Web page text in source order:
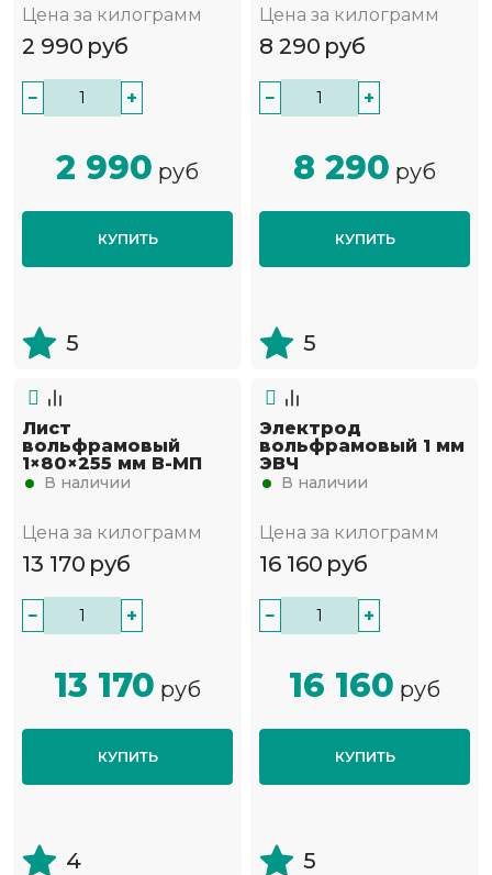
Цена за килограмм
2 990 руб
− +
2 990 руб
КУПИТЬ
5
Цена за килограмм
8 290 руб
− +
8 290 руб
КУПИТЬ
5
Лист
вольфрамовый
1×80×255 мм В-МП
В наличии
Цена за килограмм
13 170 руб
− +
13 170 руб
КУПИТЬ
4
Электрод
вольфрамовый 1 мм
ЭВЧ
В наличии
Цена за килограмм
16 160 руб
− +
16 160 руб
КУПИТЬ
5